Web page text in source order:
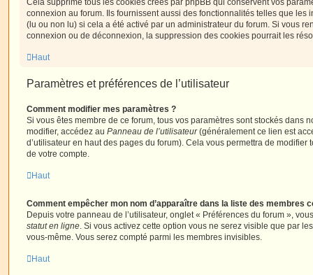
Cela supprime tous les cookies créés par phpBB qui conservent vos
connexion au forum. Ils fournissent aussi des fonctionnalités telles que les
(lu ou non lu) si cela a été activé par un administrateur du forum. Si vous
connexion ou de déconnexion, la suppression des cookies pourrait les
Haut
Paramètres et préférences de l’utilisateur
Comment modifier mes paramètres ?
Si vous êtes membre de ce forum, tous vos paramètres sont stockés dans
modifier, accédez au Panneau de l’utilisateur(généralement ce lien est
d’utilisateur en haut des pages du forum). Cela vous permettra de modifier
de votre compte.
Haut
Comment empêcher mon nom d’apparaître dans la liste des membres
Depuis votre panneau de l’utilisateur, onglet « Préférences du forum »,
statut en ligne. Si vous activez cette option vous ne serez visible que par
vous-même. Vous serez compté parmi les membres invisibles.
Haut